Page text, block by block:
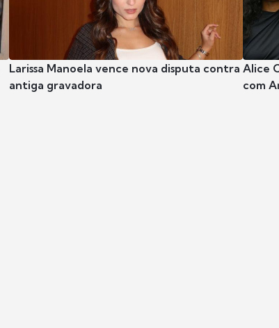
Larissa Manoela vence nova disputa contra
antiga gravadora
Alice
com